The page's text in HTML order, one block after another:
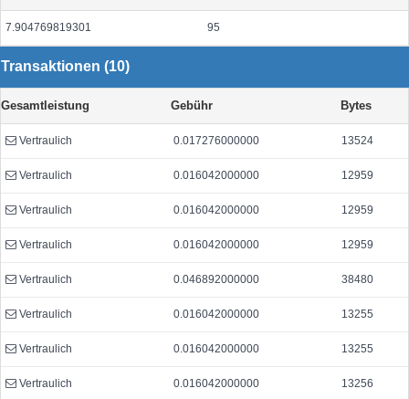
7.904769819301 95
Transaktionen (10)
Gesamtleistung Gebühr Bytes
Vertraulich 0.017276000000 13524
Vertraulich 0.016042000000 12959
Vertraulich 0.016042000000 12959
Vertraulich 0.016042000000 12959
Vertraulich 0.046892000000 38480
Vertraulich 0.016042000000 13255
Vertraulich 0.016042000000 13255
Vertraulich 0.016042000000 13256